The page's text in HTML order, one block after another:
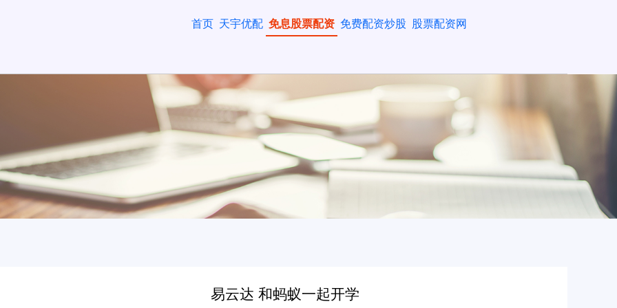
首页 天宇优配 免息股票配资 免费配资炒股 股票配资网
易云达 和蚂蚁一起开学